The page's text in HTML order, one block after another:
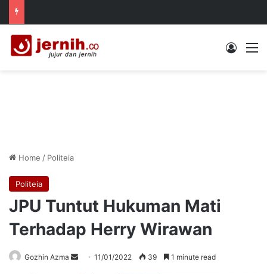
Log In
Home / Politeia
Politeia
JPU Tuntut Hukuman Mati
Terhadap Herry Wirawan
Gozhin Azma
Send11/01/2022 39 1 minute read